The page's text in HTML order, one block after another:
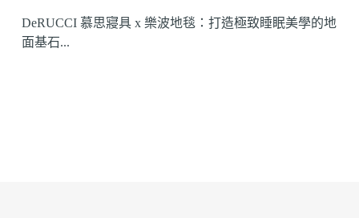
DeRUCCI 慕思寢具 x 樂波地毯：打造極致睡眠美學的地
面基石...